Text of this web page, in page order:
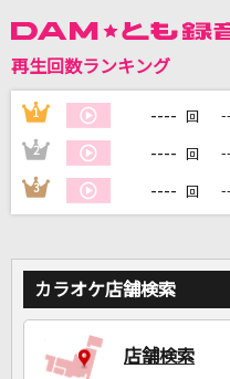
＝LOVE
[生音]水平線
back number
再生回数ランキング
1 ---- 回
2 ---- 回
3 ---- 回
カラオケ店舗検索
店舗検索